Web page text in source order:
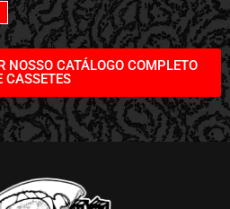
NOSSO CATÁLOGO COMPLETO
CASSETES